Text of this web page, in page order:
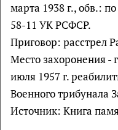
марта 1938 г., обв.:
58-11 УК РСФСР.
Приговор: расстрел
Место захоронения -
июля 1957 г.
Военного трибунала
Источник: Книга